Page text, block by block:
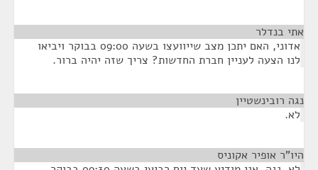
אתי בנדלר
אדוני, האם יתכן מצב שייוועצו בשעה 09:00 בבוקר ויביאו
לנו הצעה לעניין חברת החדשות? צריך שזה יהיה ברור.
נגה רובינשטיין
לא.
היו"ר אופיר אקוניס